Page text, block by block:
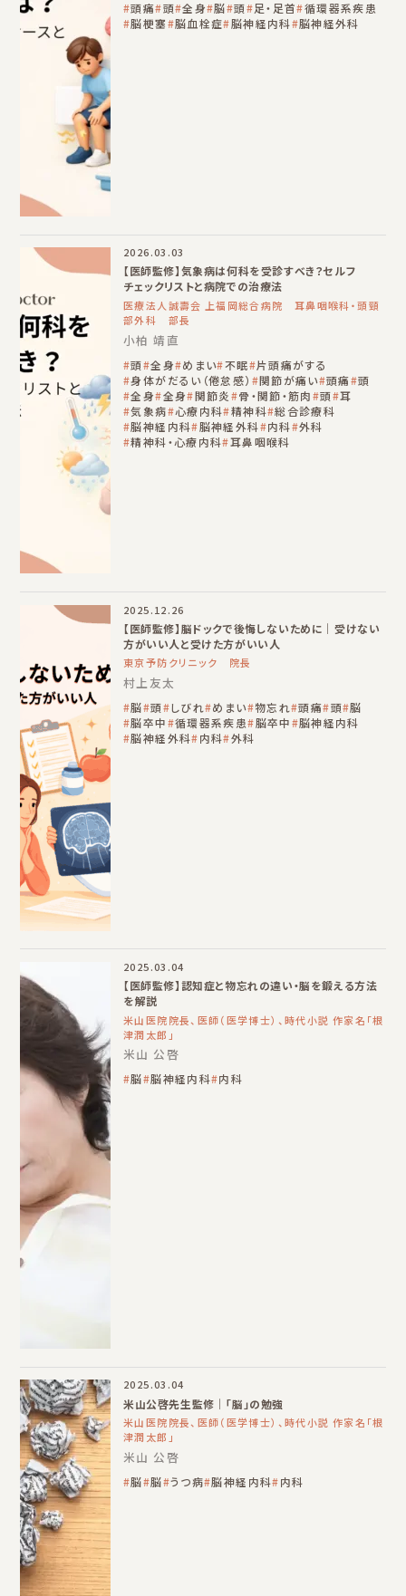
頭痛 頭 全身 脳 頭 足・足首 循環器系疾患
脳梗塞
脳血栓症 脳神経内科 脳神経外科
2026.03.03
【医師監修】気象病は何科を受診すべき？セルフ
チェックリストと病院での治療法
医療法人誠壽会 上福岡総合病院 耳鼻咽喉科・頭頸
部外科 部長
小柏 靖直
頭 全身 めまい 不眠
片頭痛がする
身体がだるい（倦怠感）
関節が痛い 頭痛
頭
全身 全身 関節炎 骨・関節・筋肉 頭 耳
気象病 心療内科 精神科 総合診療科
脳神経内科 脳神経外科 内科 外科
精神科・心療内科 耳鼻咽喉科
2025.12.26
【医師監修】脳ドックで後悔しないために｜受けない
方がいい人と受けた方がいい人
東京予防クリニック 院長
村上友太
脳 頭 しびれ めまい 物忘れ 頭痛 頭 脳
脳卒中
循環器系疾患 脳卒中
脳神経内科
脳神経外科 内科 外科
2025.03.04
【医師監修】認知症と物忘れの違い・脳を鍛える方法
を解説
米山医院院長、医師（医学博士）、時代小説 作家名「根
津潤太郎」
米山 公啓
脳 脳神経内科 内科
2025.03.04
米山公啓先生監修｜「脳」の勉強
米山医院院長、医師（医学博士）、時代小説 作家名「根
津潤太郎」
米山 公啓
脳 脳 うつ病 脳神経内科 内科